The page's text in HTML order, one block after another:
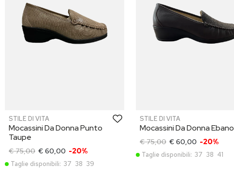
STILE DI VITA
Mocassini Da Donna Punto
Taupe
€ 75,00 € 60,00 -20%
Taglie disponibili: 37 38 39
STILE DI VITA
Mocassini Da Donna Ebano
€ 75,00 € 60,00 -20%
Taglie disponibili: 37 38 41